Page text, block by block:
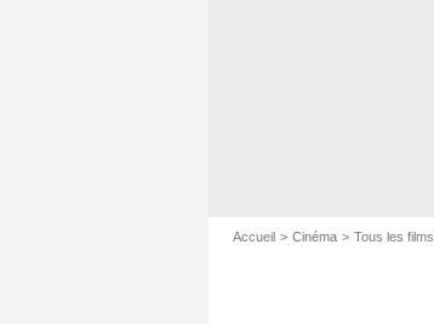
Accueil Cinéma Tous les films